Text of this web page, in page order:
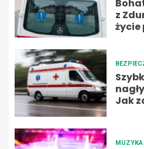
z
życie
Jak
MUZYKA